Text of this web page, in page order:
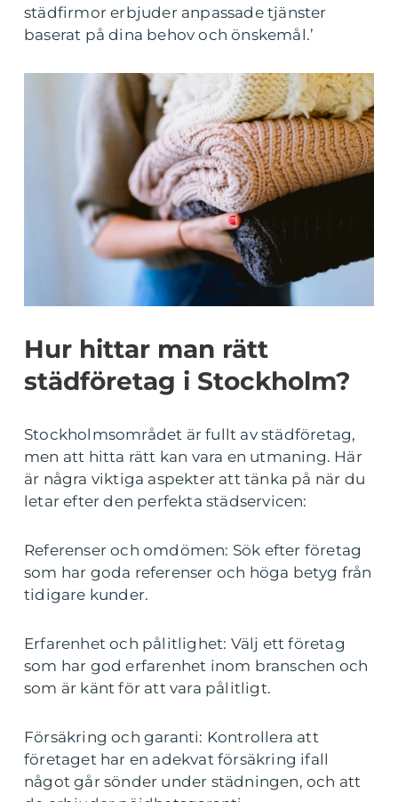
städfirmor erbjuder anpassade tjänster
baserat på dina behov och önskemål.’
Hur hittar man rätt
städföretag i Stockholm?
Stockholmsområdet är fullt av städföretag,
men att hitta rätt kan vara en utmaning. Här
är några viktiga aspekter att tänka på när du
letar efter den perfekta städservicen:
Referenser och omdömen: Sök efter företag
som har goda referenser och höga betyg från
tidigare kunder.
Erfarenhet och pålitlighet: Välj ett företag
som har god erfarenhet inom branschen och
som är känt för att vara pålitligt.
Försäkring och garanti: Kontrollera att
företaget har en adekvat försäkring ifall
något går sönder under städningen, och att